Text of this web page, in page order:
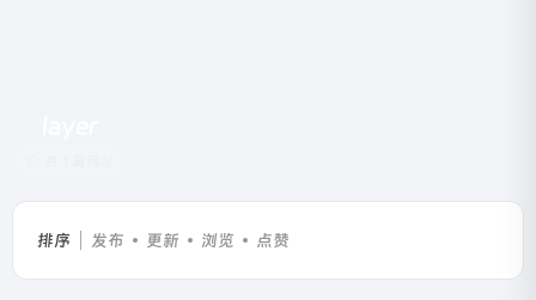
排序 发布 更新 浏览 点赞